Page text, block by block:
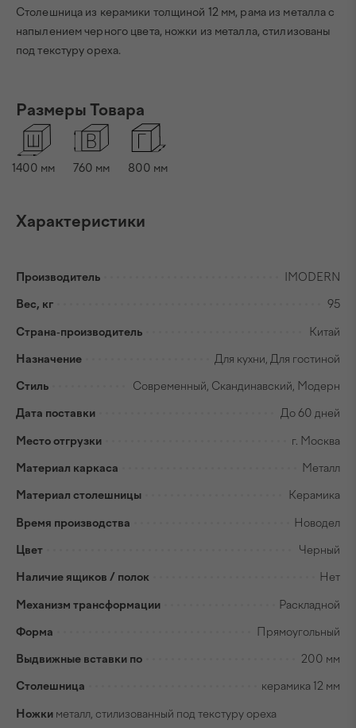
Столешница из керамики толщиной 12 мм, рама из металла с
напылением черного цвета, ножки из металла, стилизованы
под текстуру ореха.
Размеры Товара
1400 мм 760 мм 800 мм
Характеристики
Производитель IMODERN
Вес, кг 95
Страна-производитель Китай
Назначение Для кухни, Для гостиной
Стиль Современный, Скандинавский, Модерн
Дата поставки До 60 дней
Место отгрузки г. Москва
Материал каркаса Металл
Материал столешницы Керамика
Время производства Новодел
Цвет Черный
Наличие ящиков / полок Нет
Механизм трансформации Раскладной
Форма Прямоугольный
Выдвижные вставки по 200 мм
Столешница керамика 12 мм
Ножки металл, стилизованный под текстуру ореха